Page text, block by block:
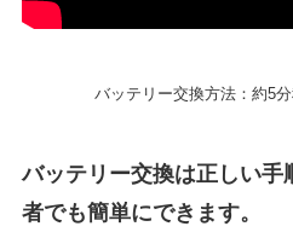
バッテリー交換方法：約5分
バッテリー交換は正しい手
者でも簡単にできます。